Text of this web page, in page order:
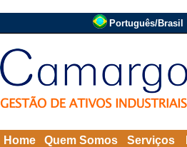
Português/Brasil
Home Quem Somos Serviços